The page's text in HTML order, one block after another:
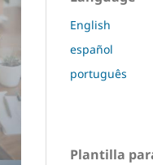
English
español
português
Plantilla